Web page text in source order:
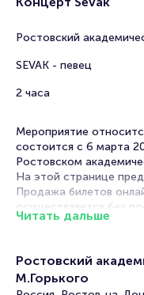
Ростовский
SEVAK - певец
2 часа
Мероприятие
состоится с 6 марта
Ростовском
На этой странице
Продажа билетов
осуществляется без
единственная
Portalbilet – удобный и
Читать дальше
Ростовский
М.Горького